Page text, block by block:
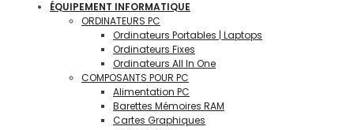
ÉQUIPEMENT INFORMATIQUE
ORDINATEURS PC
Ordinateurs Portables | Laptops
Ordinateurs Fixes
Ordinateurs All In One
COMPOSANTS POUR PC
Alimentation PC
Barettes Mémoires RAM
Cartes Graphiques